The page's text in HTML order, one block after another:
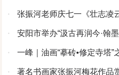
牡丹画赏析
·
张振河老师庆七一《壮志凌
阳书画艺术馆启幕
·
安阳市举办“汲古再润今·翰
画精品展
· 一峰｜油画“摹砖•修定寺塔”
· 著名书画家张振河梅花作品